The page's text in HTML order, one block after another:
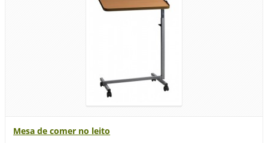
Mesa de comer no leito